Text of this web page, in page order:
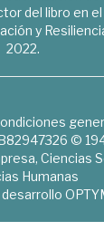
del libro en
y
2022.
©
Ciencias
Humanas